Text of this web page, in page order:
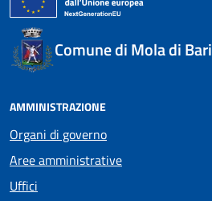
Comune di Mola di Bari
AMMINISTRAZIONE
Organi di governo
Aree amministrative
Uffici